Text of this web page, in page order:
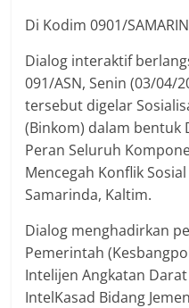
Di Kodim 0901/
Dialog interaktif
091/ASN, Senin (03/04/
tersebut digelar
(Binkom) dalam
Peran Seluruh
Mencegah Konflik
Samarinda, Kaltim.
Dialog menghadirkan
Pemerintah
Intelijen Angkatan
IntelKasad Bidang